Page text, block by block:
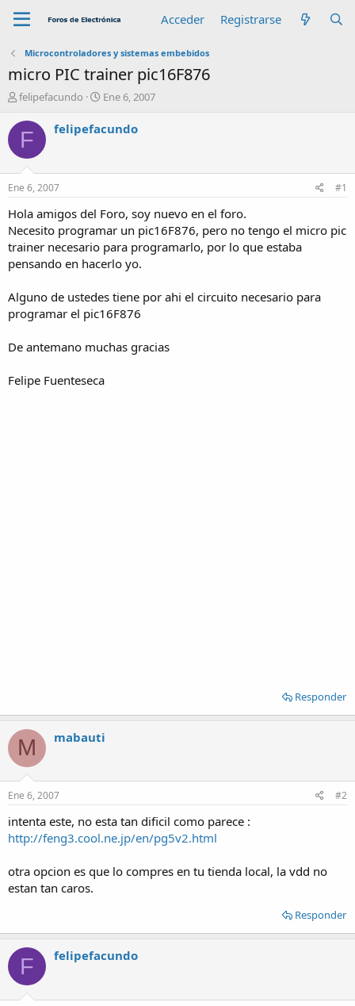
Acceder Registrarse
Microcontroladores y sistemas embebidos
micro PIC trainer pic16F876
A
t
o
r
felipefacundo
F
c
n
c
i
o
Ene 6, 2007
F felipefacundo
Ene 6, 2007 #1
Hola amigos del Foro, soy nuevo en el foro.
Necesito programar un pic16F876, pero no tengo el micro pic
trainer necesario para programarlo, por lo que estaba
pensando en hacerlo yo.
Alguno de ustedes tiene por ahi el circuito necesario para
programar el pic16F876
De antemano muchas gracias
Felipe Fuenteseca
Responder
M mabauti
Ene 6, 2007 #2
intenta este, no esta tan dificil como parece :
http://feng3.cool.ne.jp/en/pg5v2.html
otra opcion es que lo compres en tu tienda local, la vdd no
estan tan caros.
Responder
F felipefacundo